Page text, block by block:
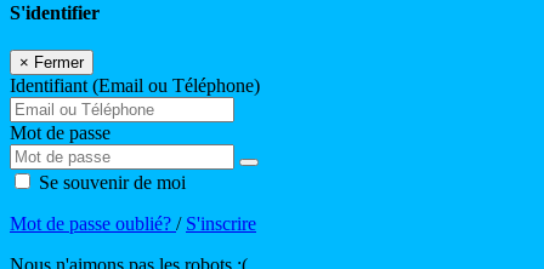
S'identifier
× Fermer
Identifiant (Email ou Téléphone)
Mot de passe
Se souvenir de moi
Mot de passe oublié? / S'inscrire
Nous n'aimons pas les robots :(